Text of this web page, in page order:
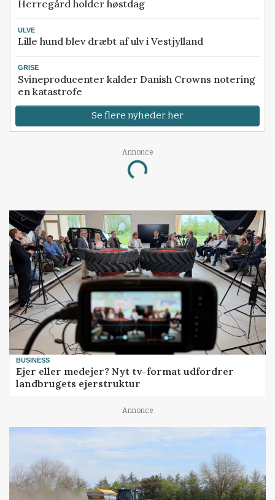
Herregård holder høstdag
ULVE
Lille hund blev dræbt af ulv i Vestjylland
GRISE
Svineproducenter kalder Danish Crowns notering
en katastrofe
Se flere nyheder her
Annonce
Loading...
BUSINESS
Ejer eller medejer? Nyt tv-format udfordrer
landbrugets ejerstruktur
Annonce